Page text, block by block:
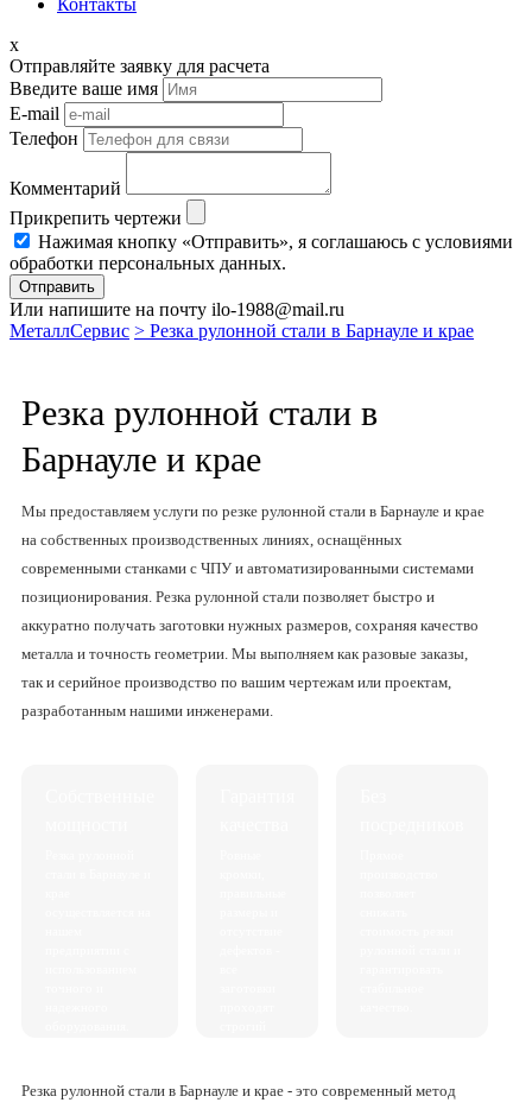
Контакты
x
Отправляйте заявку для расчета
Введите ваше имя
E-mail
Телефон
Комментарий
Прикрепить чертежи
Нажимая кнопку «Отправить», я соглашаюсь с условиями
обработки персональных данных.
Отправить
Или напишите на почту ilo-1988@mail.ru
МеталлСервис > Резка рулонной стали в Барнауле и крае
Резка рулонной стали в
Барнауле и крае
Мы предоставляем услуги по резке рулонной стали в Барнауле и крае
на собственных производственных линиях, оснащённых
современными станками с ЧПУ и автоматизированными системами
позиционирования. Резка рулонной стали позволяет быстро и
аккуратно получать заготовки нужных размеров, сохраняя качество
металла и точность геометрии. Мы выполняем как разовые заказы,
так и серийное производство по вашим чертежам или проектам,
разработанным нашими инженерами.
Резка рулонной стали в Барнауле и крае - это современный метод